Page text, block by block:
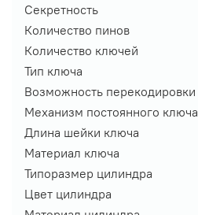
Секретность
Количество пинов
Количество ключей
Тип ключа
Возможность перекодировки
Механизм постоянного ключа
Длина шейки ключа
Материал ключа
Типоразмер цилиндра
Цвет цилиндра